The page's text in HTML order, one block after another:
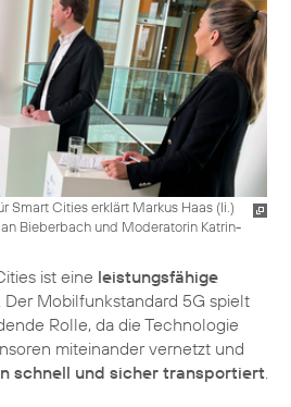
Smart Cities erklärt Markus Haas (li.)
Bieberbach und Moderatorin Katrin-
ist eine leistungsfähige
. Der Mobilfunkstandard 5G spielt
Rolle, da die Technologie
miteinander vernetzt und
schnell und sicher transportiert